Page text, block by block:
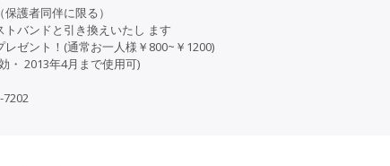
護者同伴に限る）
バンドと引き換えいたし ます
ゼント！(通常お一人様￥800~￥1200)
・ 2013年4月まで使用可)
7202